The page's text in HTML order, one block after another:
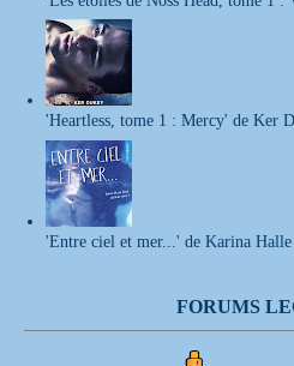
'Heartless, tome 1 : Mercy' de Ker
'Entre ciel et mer...' de Karina Halle
FORUMS